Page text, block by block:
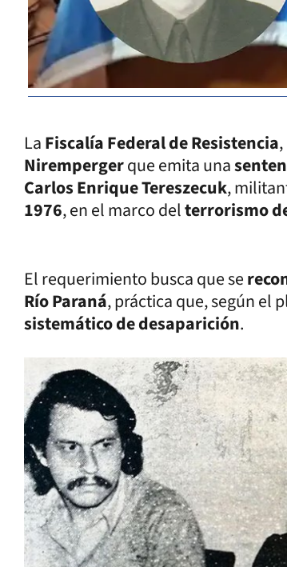
LaFiscalía Federal de Resistencia
Nirempergerque emita una
Carlos Enrique Tereszecuk,
1976, en el marco delterrorismo
El requerimiento busca que se
Río Paraná, práctica que, según el
sistemático de desaparición.